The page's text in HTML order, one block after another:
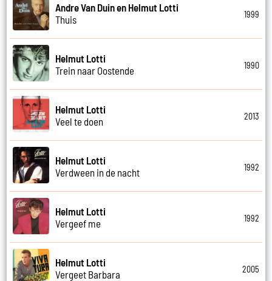
Andre Van Duin en Helmut Lotti
Thuis
1999
Helmut Lotti
Trein naar Oostende
1990
Helmut Lotti
Veel te doen
2013
Helmut Lotti
Verdween in de nacht
1992
Helmut Lotti
Vergeef me
1992
Helmut Lotti
Vergeet Barbara
2005